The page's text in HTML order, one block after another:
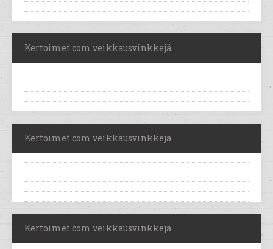
Kertoimet.com veikkausvinkkejä
Kertoimet.com veikkausvinkkejä
Kertoimet.com veikkausvinkkejä